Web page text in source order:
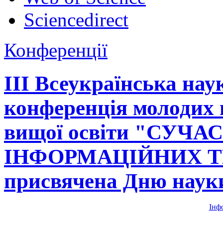
Sciencedirect
Конференції
ІІІ Всеукраїнська
конференція молодих
вищої освіти
ІНФОРМАЦІЙНИХ
присвячена Дню